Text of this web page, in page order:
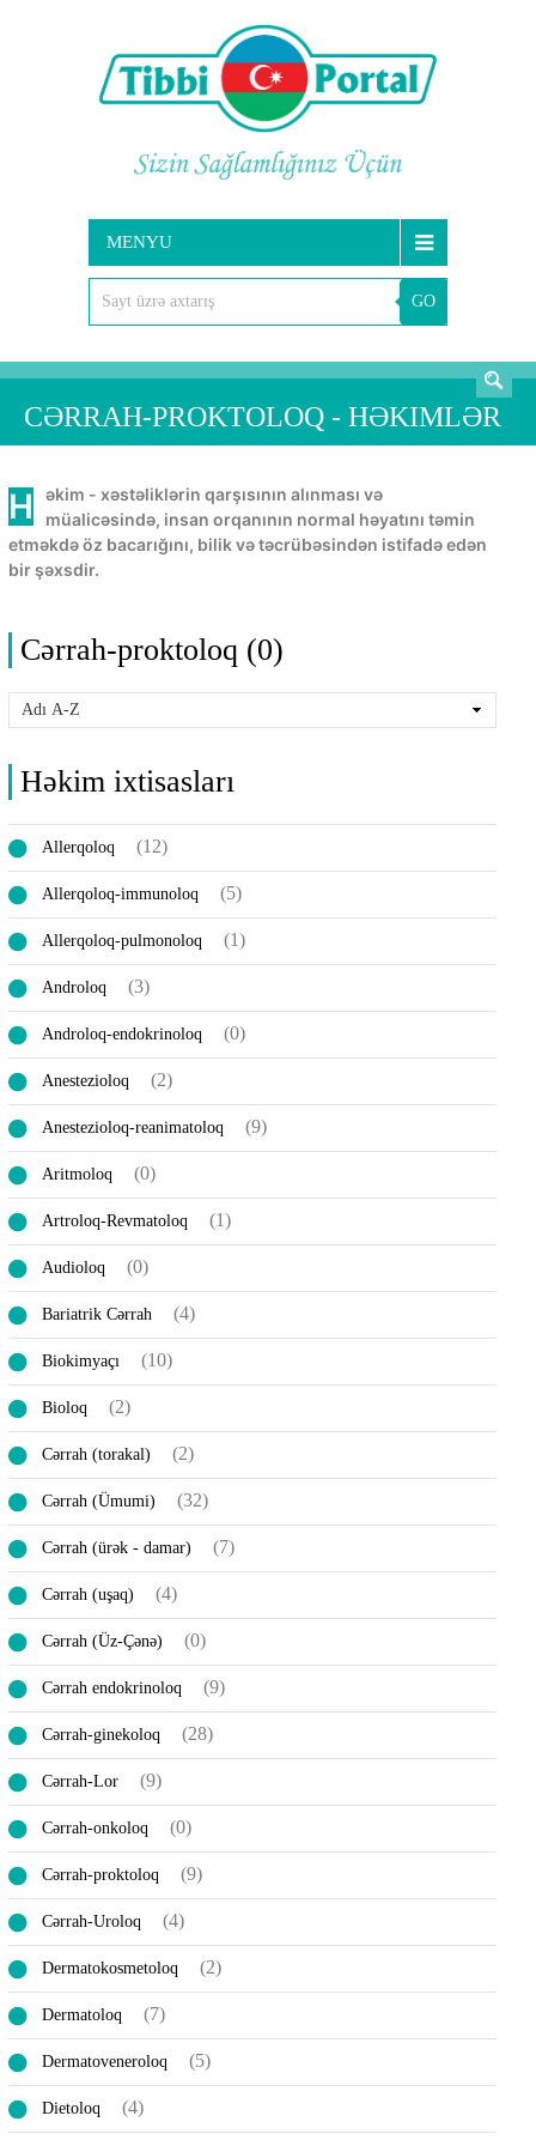
MENYU
GO
AXTARIŞ
CƏRRAH-PROKTOLOQ - HƏKIMLƏR
Həkim - xəstəliklərin qarşısının alınması və
müalicəsində, insan orqanının normal həyatını təmin
etməkdə öz bacarığını, bilik və təcrübəsindən istifadə edən
bir şəxsdir.
Cərrah-proktoloq (0)
Həkim ixtisasları
Allerqoloq (12)
Allerqoloq-immunoloq (5)
Allerqoloq-pulmonoloq (1)
Androloq (3)
Androloq-endokrinoloq (0)
Anestezioloq (2)
Anestezioloq-reanimatoloq (9)
Aritmoloq (0)
Artroloq-Revmatoloq (1)
Audioloq (0)
Bariatrik Cərrah (4)
Biokimyaçı (10)
Bioloq (2)
Cərrah (torakal) (2)
Cərrah (Ümumi) (32)
Cərrah (ürək - damar) (7)
Cərrah (uşaq) (4)
Cərrah (Üz-Çənə) (0)
Cərrah endokrinoloq (9)
Cərrah-ginekoloq (28)
Cərrah-Lor (9)
Cərrah-onkoloq (0)
Cərrah-proktoloq (9)
Cərrah-Uroloq (4)
Dermatokosmetoloq (2)
Dermatoloq (7)
Dermatoveneroloq (5)
Dietoloq (4)